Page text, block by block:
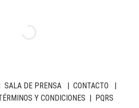
SALA DE PRENSA| CONTACTO |
Y CONDICIONES | PQRS